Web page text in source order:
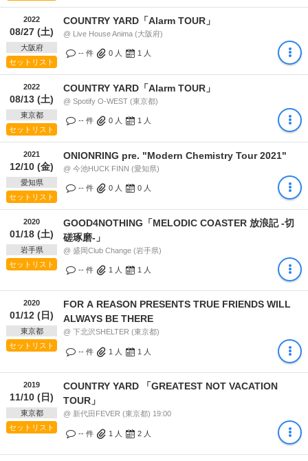
2022
08/27 (土)
大阪府
セットリスト
COUNTRY YARD「Alarm TOUR」
@ Live House Anima (大阪府)
-- 件 0 人 1 人
2022
08/13 (土)
東京都
セットリスト
COUNTRY YARD「Alarm TOUR」
@ Spotify O-WEST (東京都)
-- 件 0 人 1 人
2021
12/10 (金)
愛知県
セットリスト
ONIONRING pre. "Modern Chemistry Tour 2021"
@ 今池HUCK FINN (愛知県)
-- 件 0 人 0 人
2020
01/18 (土)
岩手県
セットリスト
GOOD4NOTHING「MELODIC COASTER 放浪記 -切
磋琢磨-」
@ 盛岡Club Change (岩手県)
-- 件 1 人 1 人
2020
01/12 (日)
東京都
セットリスト
FOR A REASON PRESENTS TRUE FRIENDS WILL
ALWAYS BE THERE
@ 下北沢SHELTER (東京都)
-- 件 1 人 1 人
2019
11/10 (日)
東京都
セットリスト
COUNTRY YARD 「GREATEST NOT VACATION
TOUR」
@ 新代田FEVER (東京都) 19:00
-- 件 1 人 2 人